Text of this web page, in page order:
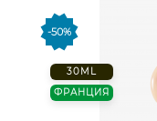
-50%
30ML
ФРАНЦИЯ